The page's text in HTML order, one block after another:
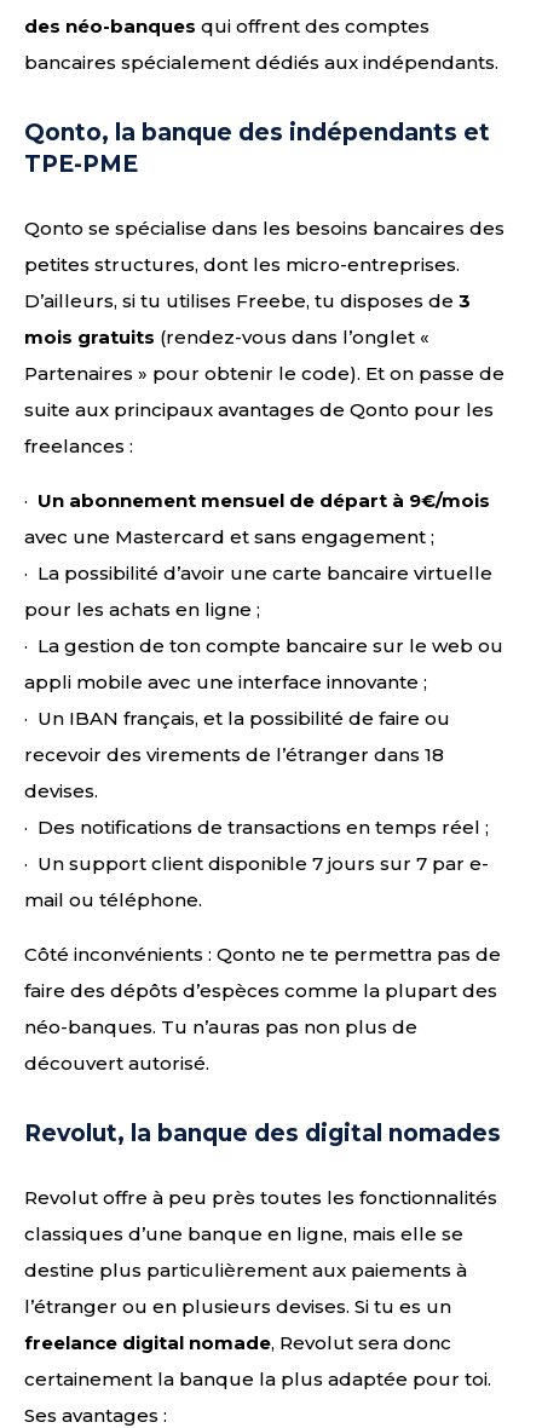
des néo-banques qui offrent des comptes
bancaires spécialement dédiés aux indépendants.
Qonto, la banque des indépendants et
TPE-PME
Qonto se spécialise dans les besoins bancaires des
petites structures, dont les micro-entreprises.
D’ailleurs, si tu utilises Freebe, tu disposes de 3
mois gratuits (rendez-vous dans l’onglet «
Partenaires » pour obtenir le code). Et on passe de
suite aux principaux avantages de Qonto pour les
freelances :
· Un abonnement mensuel de départ à 9€/mois
avec une Mastercard et sans engagement ;
· La possibilité d’avoir une carte bancaire virtuelle
pour les achats en ligne ;
· La gestion de ton compte bancaire sur le web ou
appli mobile avec une interface innovante ;
· Un IBAN français, et la possibilité de faire ou
recevoir des virements de l’étranger dans 18
devises.
· Des notifications de transactions en temps réel ;
· Un support client disponible 7 jours sur 7 par e-
mail ou téléphone.
Côté inconvénients : Qonto ne te permettra pas de
faire des dépôts d’espèces comme la plupart des
néo-banques. Tu n’auras pas non plus de
découvert autorisé.
Revolut, la banque des digital nomades
Revolut offre à peu près toutes les fonctionnalités
classiques d’une banque en ligne, mais elle se
destine plus particulièrement aux paiements à
l’étranger ou en plusieurs devises. Si tu es un
freelance digital nomade, Revolut sera donc
certainement la banque la plus adaptée pour toi.
Ses avantages :